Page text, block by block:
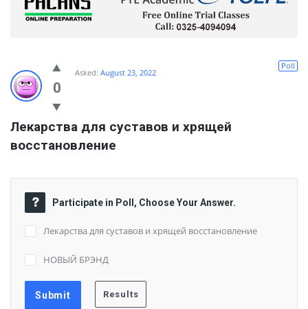
0
Poll
Asked: August 23, 2022
Лекарства для суставов и хрящей
восстановление
Participate in Poll, Choose Your Answer.
Лекарства для суставов и хрящей восстановление
НОВЫЙ БРЭНД